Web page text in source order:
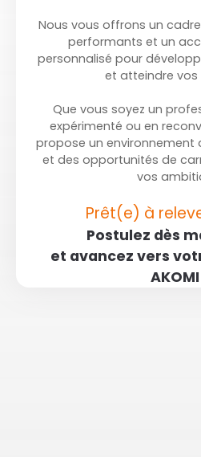
Nous vous offrons un
performants et un
personnalisé pour
et atteindre vos
Que vous soyez un
expérimenté ou en
propose un
et des opportunités de
vos
Prêt(e) à
Postulez dès
et avancez vers